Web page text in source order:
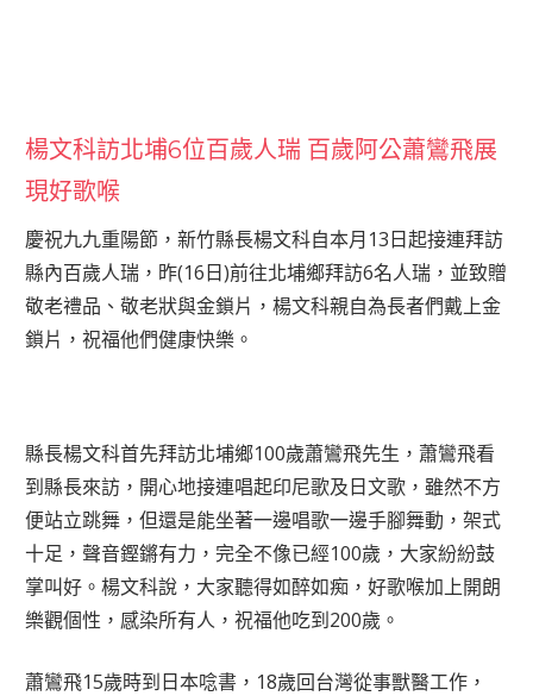
楊文科訪北埔6位百歲人瑞 百歲阿公蕭鸞飛展
現好歌喉
慶祝九九重陽節，新竹縣長楊文科自本月13日起接連拜訪
縣內百歲人瑞，昨(16日)前往北埔鄉拜訪6名人瑞，並致贈
敬老禮品、敬老狀與金鎖片，楊文科親自為長者們戴上金
鎖片，祝福他們健康快樂。
縣長楊文科首先拜訪北埔鄉100歲蕭鸞飛先生，蕭鸞飛看
到縣長來訪，開心地接連唱起印尼歌及日文歌，雖然不方
便站立跳舞，但還是能坐著一邊唱歌一邊手腳舞動，架式
十足，聲音鏗鏘有力，完全不像已經100歲，大家紛紛鼓
掌叫好。楊文科說，大家聽得如醉如痴，好歌喉加上開朗
樂觀個性，感染所有人，祝福他吃到200歲。
蕭鸞飛15歲時到日本唸書，18歲回台灣從事獸醫工作，